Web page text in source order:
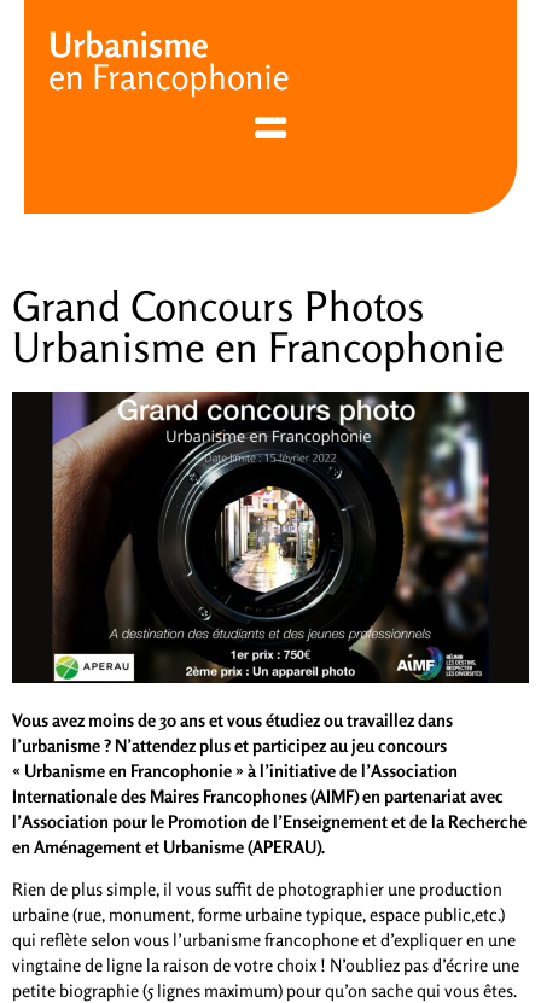
Grand Concours Photos
Urbanisme en Francophonie
Vous avez moins de 30 ans et vous étudiez ou travaillez dans
l’urbanisme ? N’attendez plus et participez au jeu concours
« Urbanisme en Francophonie » à l’initiative de l’Association
Internationale des Maires Francophones (AIMF) en partenariat avec
l’Association pour le Promotion de l’Enseignement et de la Recherche
en Aménagement et Urbanisme (APERAU).
Rien de plus simple, il vous suffit de photographier une production
urbaine (rue, monument, forme urbaine typique, espace public,etc.)
qui reflète selon vous l’urbanisme francophone et d’expliquer en une
vingtaine de ligne la raison de votre choix ! N’oubliez pas d’écrire une
petite biographie (5 lignes maximum) pour qu’on sache qui vous êtes.